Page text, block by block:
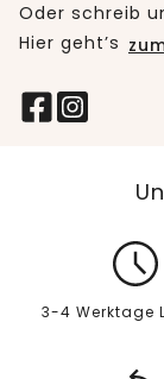
Oder schreib
Hier geht’s
3-4 Werktage